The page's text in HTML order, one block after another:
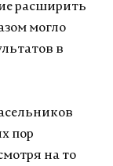
расширить
могло
в
пор
на то